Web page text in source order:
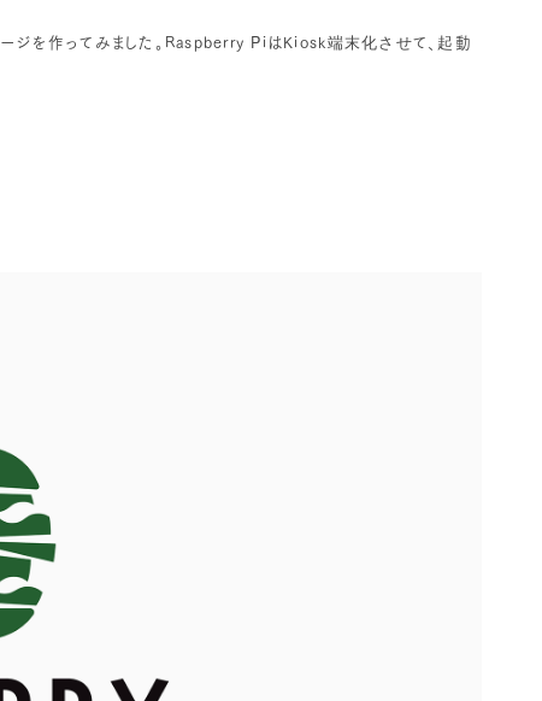
ジを作ってみました。Raspberry PiはKiosk端末化させて、起動